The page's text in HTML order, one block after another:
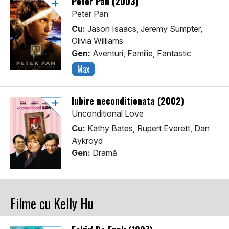
Peter Pan
Cu: Jason Isaacs, Jeremy Sumpter,
Olivia Williams
Gen: Aventuri, Familie, Fantastic
Max
Iubire neconditionata (2002)
Unconditional Love
Cu: Kathy Bates, Rupert Everett, Dan
Aykroyd
Gen: Dramă
Filme cu Kelly Hu